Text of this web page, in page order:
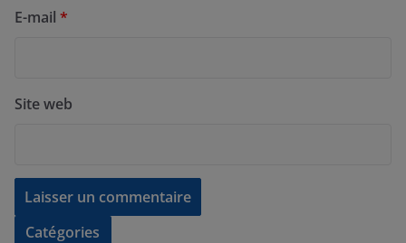
E-mail *
Site web
Catégories